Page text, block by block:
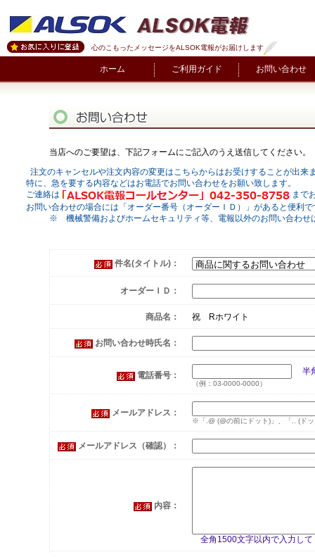
心のこもったメッセージをALSOK電報がお届けします
ホーム ご利用ガイド お問い合わせ
当店へのご要望は、下記フォームにご記入のうえ送信してください。
注文のキャンセルや注文内容の変更はこちらからはお受けすることが出来
         特に、急を要する内容などはお電話でお問い合わせをお願い致します。
         ご連絡は
まで
お問い合わせの場合には「オーダー番号（オーダーＩＤ）」があると便利
※　機械警備およびホームセキュリティ等、電報以外のお問い合わせは
件名(タイトル)：
オーダーＩＤ：
商品名： 祝 Rホワイト
お問い合わせ時氏名：
電話番号： 半
（例：03-0000-0000）
メールアドレス：
※「.@ (@の前にドット)」、「.. (ド
メールアドレス（確認）：
内容：
全角1500文字以内で入力して